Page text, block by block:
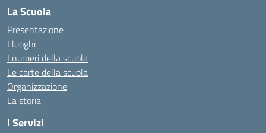
La Scuola
Presentazione
I luoghi
I numeri della scuola
Le carte della scuola
Organizzazione
La storia
I Servizi